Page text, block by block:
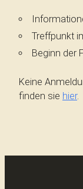
Treffpunkt
Beginn der
Keine
finden sie hier.